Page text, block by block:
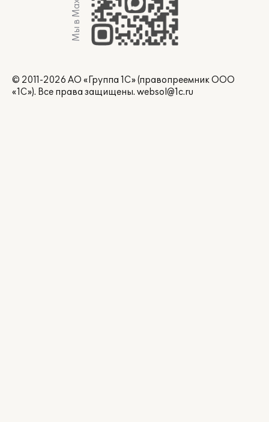
Мы в Max
© 2011-2026 АО «Группа 1С» (правопреемник ООО
«1С»). Все права защищены. websol@1c.ru